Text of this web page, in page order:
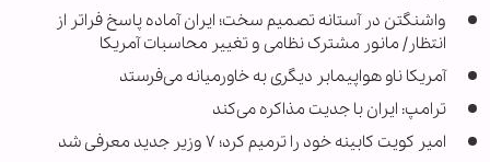
واشنگتن در آستانه تصمیم سخت؛ ایران آماده پاسخ فراتر از
انتظار/ مانور مشترک نظامی و تغییر محاسبات آمریکا
آمریکا ناو هواپیمابر دیگری به خاورمیانه می‌فرستد
ترامپ: ایران با جدیت مذاکره می‌کند
امیر کویت کابینه خود را ترمیم کرد؛ ۷ وزیر جدید معرفی شد